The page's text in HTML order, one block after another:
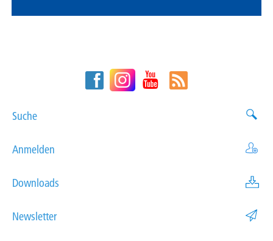
Suche
Anmelden
Downloads
Newsletter